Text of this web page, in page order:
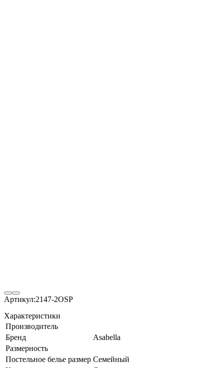
Артикул:2147-2OSP
Характеристики
Производитель
Бренд
Asabella
Размерность
Постельное белье размер Семейный